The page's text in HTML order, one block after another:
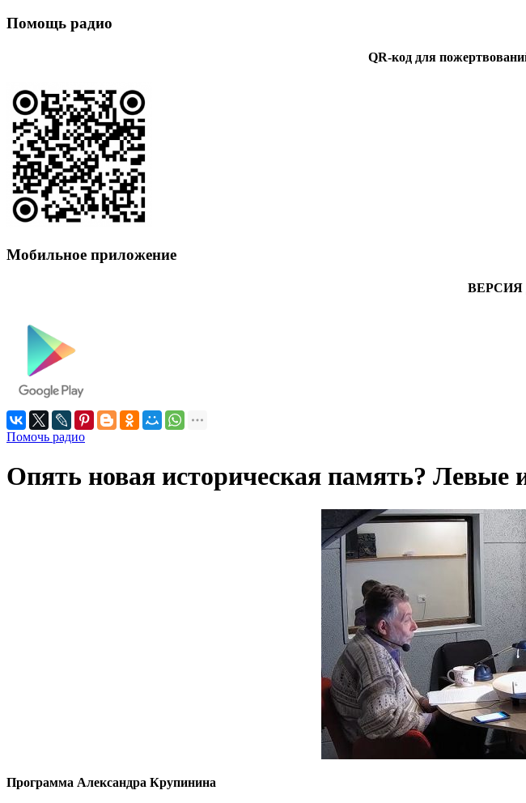
Помощь радио
QR-код для
Мобильное приложение
ВЕРСИЯ
Помочь радио
Опять новая историческая память? Левые
Программа Александра Крупинина